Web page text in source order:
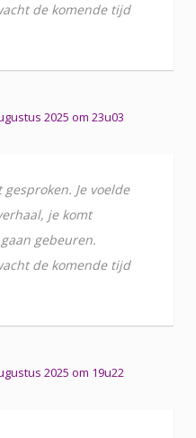
de komende tijd
2025 om 23u03
Je voelde
je komt
gebeuren.
de komende tijd
2025 om 19u22